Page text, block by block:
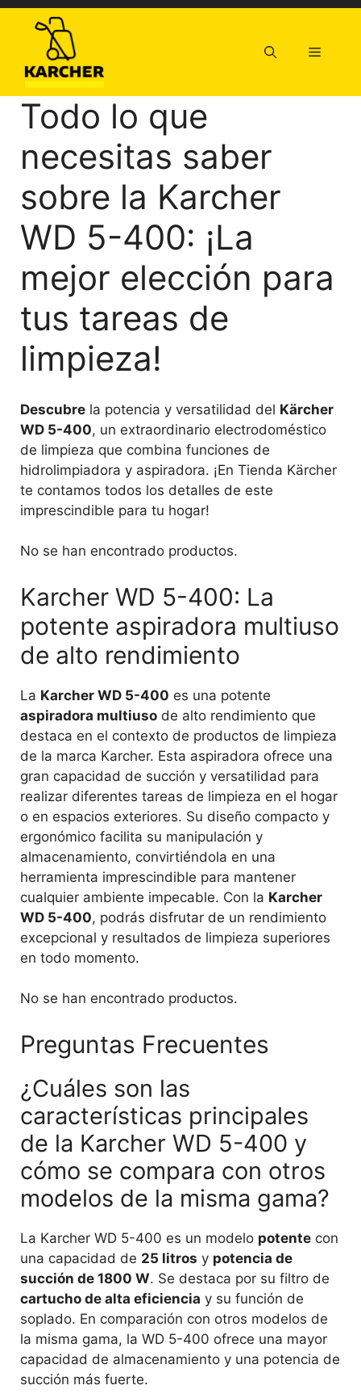
Saltar
contenido
Menú
Todo lo que
necesitas saber
sobre la Karcher
WD 5-400: ¡La
mejor elección para
tus tareas de
limpieza!
Descubre la potencia y versatilidad del Kärcher
WD 5-400, un extraordinario electrodoméstico
de limpieza que combina funciones de
hidrolimpiadora y aspiradora. ¡En Tienda Kärcher
te contamos todos los detalles de este
imprescindible para tu hogar!
No se han encontrado productos.
Karcher WD 5-400: La
potente aspiradora multiuso
de alto rendimiento
La Karcher WD 5-400 es una potente
aspiradora multiuso de alto rendimiento que
destaca en el contexto de productos de limpieza
de la marca Karcher. Esta aspiradora ofrece una
gran capacidad de succión y versatilidad para
realizar diferentes tareas de limpieza en el hogar
o en espacios exteriores. Su diseño compacto y
ergonómico facilita su manipulación y
almacenamiento, convirtiéndola en una
herramienta imprescindible para mantener
cualquier ambiente impecable. Con la Karcher
WD 5-400, podrás disfrutar de un rendimiento
excepcional y resultados de limpieza superiores
en todo momento.
No se han encontrado productos.
Preguntas Frecuentes
¿Cuáles son las
características principales
de la Karcher WD 5-400 y
cómo se compara con otros
modelos de la misma gama?
La Karcher WD 5-400 es un modelo potente con
una capacidad de 25 litros y potencia de
succión de 1800 W. Se destaca por su filtro de
cartucho de alta eficiencia y su función de
soplado. En comparación con otros modelos de
la misma gama, la WD 5-400 ofrece una mayor
capacidad de almacenamiento y una potencia de
succión más fuerte.